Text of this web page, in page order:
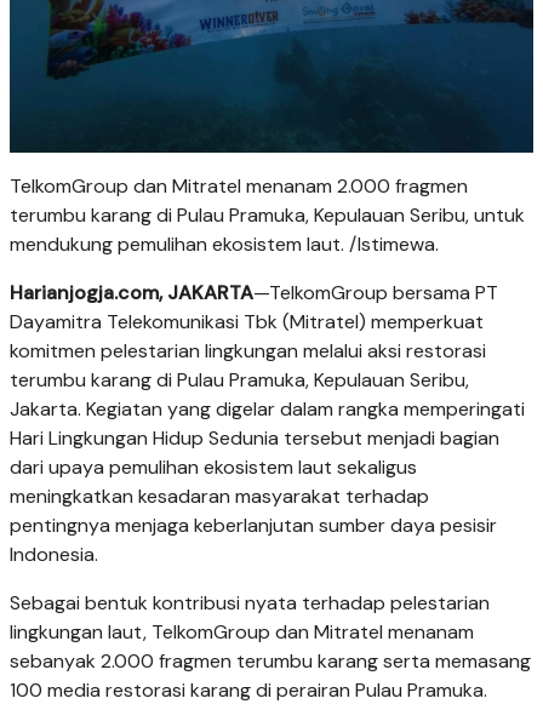
TelkomGroup dan Mitratel menanam 2.000 fragmen
terumbu karang di Pulau Pramuka, Kepulauan Seribu, untuk
mendukung pemulihan ekosistem laut. /Istimewa.
Harianjogja.com, JAKARTA—TelkomGroup bersama PT
Dayamitra Telekomunikasi Tbk (Mitratel) memperkuat
komitmen pelestarian lingkungan melalui aksi restorasi
terumbu karang di Pulau Pramuka, Kepulauan Seribu,
Jakarta. Kegiatan yang digelar dalam rangka memperingati
Hari Lingkungan Hidup Sedunia tersebut menjadi bagian
dari upaya pemulihan ekosistem laut sekaligus
meningkatkan kesadaran masyarakat terhadap
pentingnya menjaga keberlanjutan sumber daya pesisir
Indonesia.
Sebagai bentuk kontribusi nyata terhadap pelestarian
lingkungan laut, TelkomGroup dan Mitratel menanam
sebanyak 2.000 fragmen terumbu karang serta memasang
100 media restorasi karang di perairan Pulau Pramuka.